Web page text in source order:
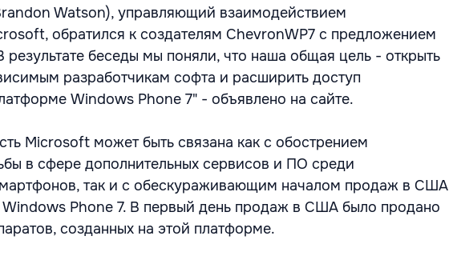
Watson), управляющий взаимодействием
обратился к создателям ChevronWP7 с предложением
результате беседы мы поняли, что наша общая цель - открыть
разработчикам софта и расширить доступ
Windows Phone 7" - объявлено на сайте.
Microsoft может быть связана как с обострением
в сфере дополнительных сервисов и ПО среди
так и с обескураживающим началом продаж в США
Windows Phone 7. В первый день продаж в США было продано
созданных на этой платформе.